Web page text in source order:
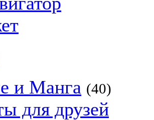
и Манга (40)
для друзей